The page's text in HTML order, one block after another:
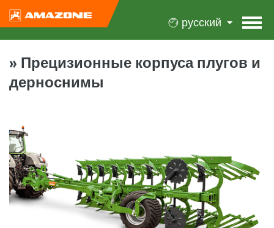
русский
» Прецизионные корпуса плугов и
дерноснимы